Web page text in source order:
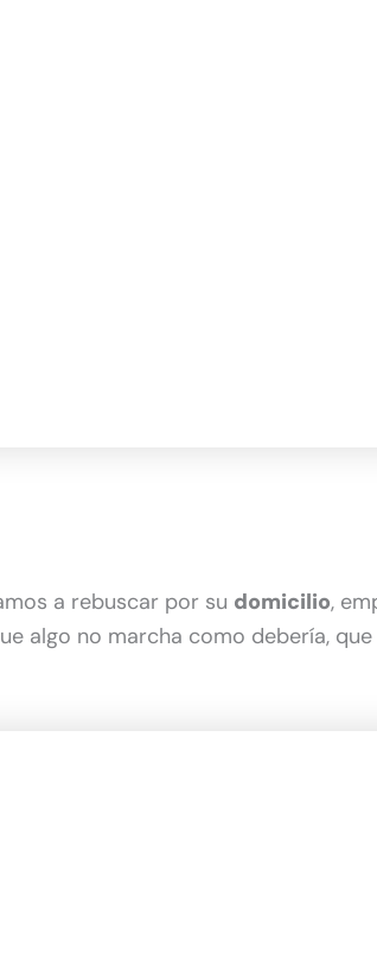
a rebuscar por su domicilio,
algo no marcha como debería, que